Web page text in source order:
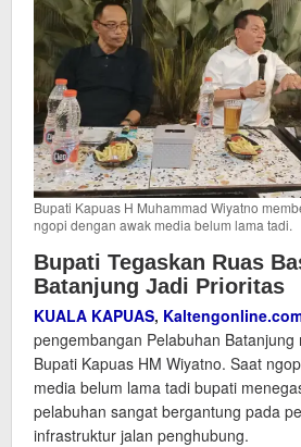
Bupati Kapuas H Muhammad Wiyatno
ngopi dengan awak media belum lama tadi.
Bupati Tegaskan Ruas
Batanjung Jadi Prioritas
KUALA KAPUAS,
pengembangan Pelabuhan Batanjung
Bupati Kapuas HM Wiyatno. Saat
media belum lama tadi bupati
pelabuhan sangat bergantung pada
infrastruktur jalan penghubung.